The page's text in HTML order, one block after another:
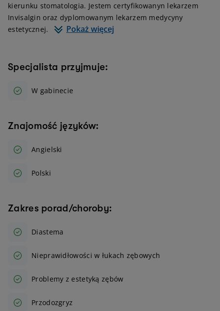
kierunku stomatologia. Jestem certyfikowanyn lekarzem
Invisalgin oraz dyplomowanym lekarzem medycyny
estetycznej.
Pokaż więcej
Specjalista przyjmuje:
W gabinecie
Znajomość języków:
Angielski
Polski
Zakres porad/choroby:
Diastema
Nieprawidłowości w łukach zębowych
Problemy z estetyką zębów
Przodozgryz